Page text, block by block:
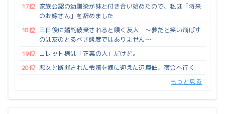
17位 家族公認の幼馴染が妹と付き合い始めたので、私は「将来
のお嫁さん」を辞めました
18位 三日後に婚約破棄されると嘆く友人 ～夢だと笑い飛ばす
のは友のとるべき態度ではありません～
19位 コレット様は「正義の人」だけど。
20位 悪女と断罪された令嬢を嫁に迎えた辺境伯、夜会へ行く
もっと見る